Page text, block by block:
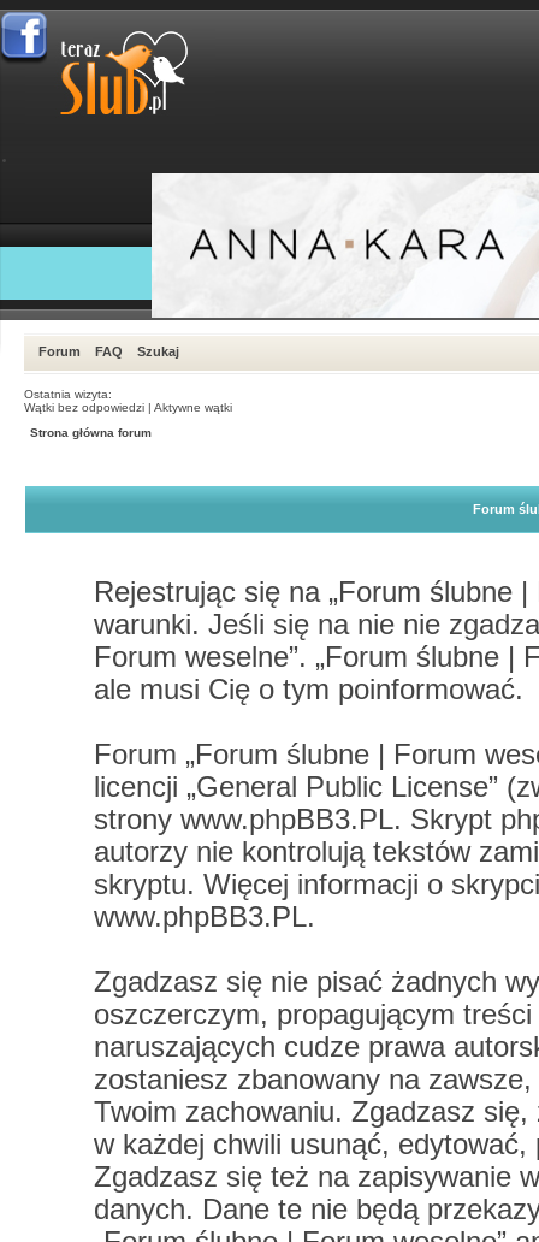
Forum FAQ Szukaj
Ostatnia wizyta:
Wątki bez odpowiedzi | Aktywne wątki
Strona główna forum
Forum
Rejestrując się na „Forum ślubne
warunki. Jeśli się na nie nie
Forum weselne”. „Forum ślubne |
ale musi Cię o tym poinformować.
Forum „Forum ślubne | Forum
licencji „General Public License”
strony www.phpBB3.PL. Skrypt
autorzy nie kontrolują tekstów
skryptu. Więcej informacji o
www.phpBB3.PL.
Zgadzasz się nie pisać żadnych
oszczerczym, propagującym
naruszających cudze prawa
zostaniesz zbanowany na
Twoim zachowaniu. Zgadzasz
w każdej chwili usunąć,
Zgadzasz się też na zapisywanie
danych. Dane te nie będą